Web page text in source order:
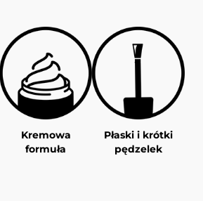
Kremowa
formuła
Płaski i krótki
pędzelek